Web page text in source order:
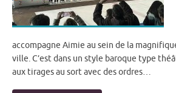
accompagne Aimie au sein de la
ville. C’est dans un style baroque type
aux tirages au sort avec des ordres…